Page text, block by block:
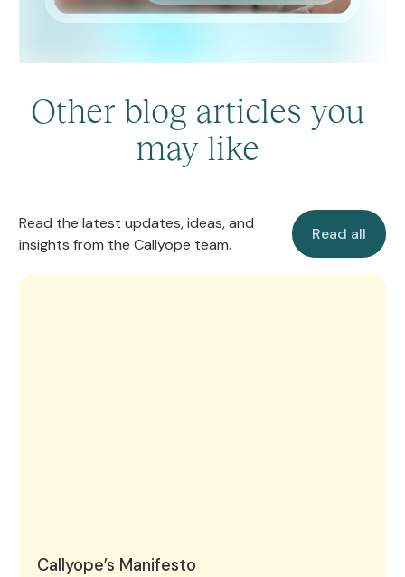
Other blog articles you
may like
Read the latest updates, ideas, and
insights from the Callyope team.
Read all
Read all
Callyope’s Manifesto
Callyope’s Manifesto